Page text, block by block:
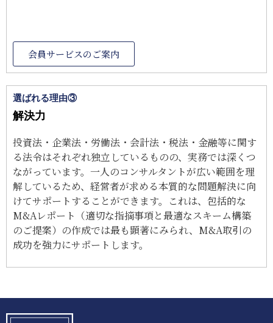
会員サービスのご案内
選ばれる理由③
解決力
投資法・企業法・労働法・会計法・税法・金融等に関す
る法令はそれぞれ独立しているものの、実務では深くつ
ながっています。一人のコンサルタントが広い範囲を理
解しているため、経営者が求める本質的な問題解決に向
けてサポートすることができます。これは、包括的な
M&Aレポート（適切な指摘事項と最適なスキーム構築
のご提案）の作成では最も顕著にみられ、M&A取引の
成功を強力にサポートします。